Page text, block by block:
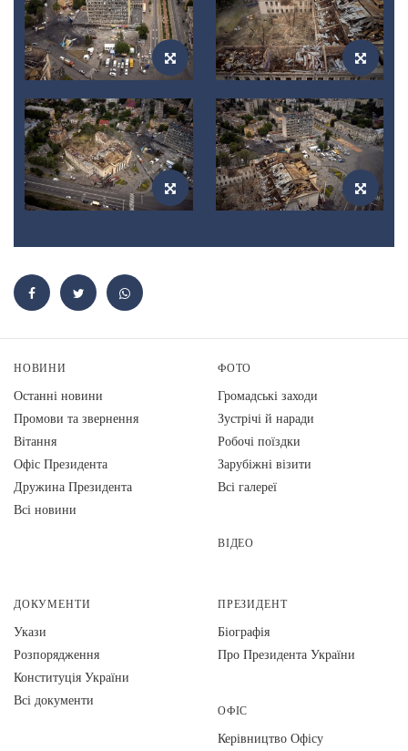
НОВИНИ
Останні новини
Промови та звернення
Вiтання
Офіс Президента
Дружина Президента
Всі новини
ФОТО
Громадські заходи
Зустрічі й наради
Робочі поїздки
Зарубіжні візити
Всі галереї
ВІДЕО
ДОКУМЕНТИ
Укази
Розпорядження
Конституція України
Всі документи
ПРЕЗИДЕНТ
Біографія
Про Президента України
ОФІС
Керівництво Офісу